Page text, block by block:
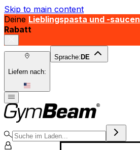
Skip to main content
Deine Lieblingspasta und -saucen
Rabatt
Liefern nach:
Sprache: DE